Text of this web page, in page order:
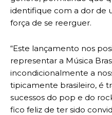
identifique com a dor de
força de se reerguer.
“Este lançamento nos
representar a Música
incondicionalmente a
tipicamente brasileiro, é
sucessos do pop e do
fico feliz de ter sido